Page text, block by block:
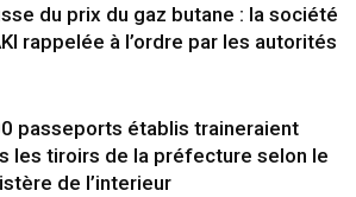
du prix du gaz butane : la société
rappelée à l’ordre par les autorités
passeports établis traineraient
les tiroirs de la préfecture selon le
de l’interieur